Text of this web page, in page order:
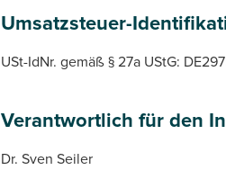
Umsatzsteuer-
USt-IdNr. gemäß § 27a UStG:
Verantwortlich für den
Dr. Sven Seiler